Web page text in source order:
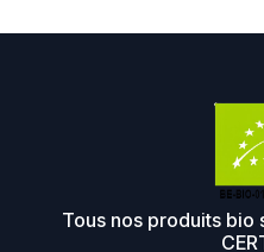
Tous nos produits bio